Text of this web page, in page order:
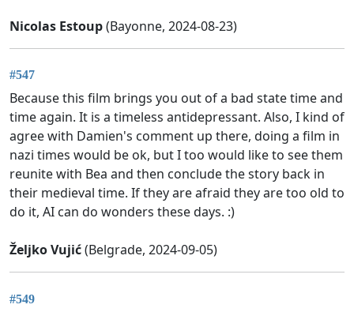
Nicolas Estoup(Bayonne, 2024-08-23)
#547
Because this film brings you out of a bad state time and
time again. It is a timeless antidepressant. Also, I kind of
agree with Damien's comment up there, doing a film in
nazi times would be ok, but I too would like to see them
reunite with Bea and then conclude the story back in
their medieval time. If they are afraid they are too old to
do it, AI can do wonders these days. :)
Željko Vujić(Belgrade, 2024-09-05)
#549